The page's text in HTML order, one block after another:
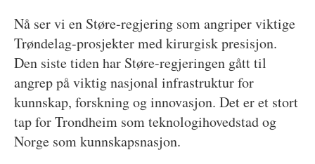
Nå ser vi en Støre-regjering som angriper viktige
Trøndelag-prosjekter med kirurgisk presisjon.
Den siste tiden har Støre-regjeringen gått til
angrep på viktig nasjonal infrastruktur for
kunnskap, forskning og innovasjon. Det er et stort
tap for Trondheim som teknologihovedstad og
Norge som kunnskapsnasjon.